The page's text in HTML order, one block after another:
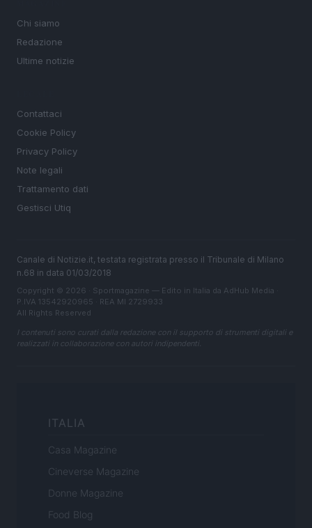
Chi siamo
Redazione
Ultime notizie
Contattaci
Cookie Policy
Privacy Policy
Note legali
Trattamento dati
Gestisci Utiq
Canale di Notizie.it, testata registrata presso il Tribunale di Milano
n.68 in data 01/03/2018
Copyright © 2026 · Sportmagazine — Edito in Italia da AdHub Media
P.IVA 13542920965 · REA MI 2729933
All Rights Reserved
I contenuti sono curati dalla redazione con il supporto di strumenti digitali e
realizzati in collaborazione con autori indipendenti.
ITALIA
Casa Magazine
Cineverse Magazine
Donne Magazine
Food Blog